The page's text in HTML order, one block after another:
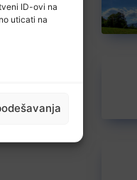
ID-ovi na
uticati na